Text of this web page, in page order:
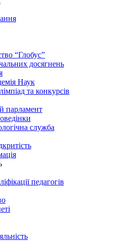
“Глобус”
досягнень
Наук
та конкурсів
парламент
служба
педагогів